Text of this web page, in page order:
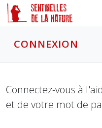
CONNEXION
Connectez-vous à
et de votre mot de
Panneau de gestion des